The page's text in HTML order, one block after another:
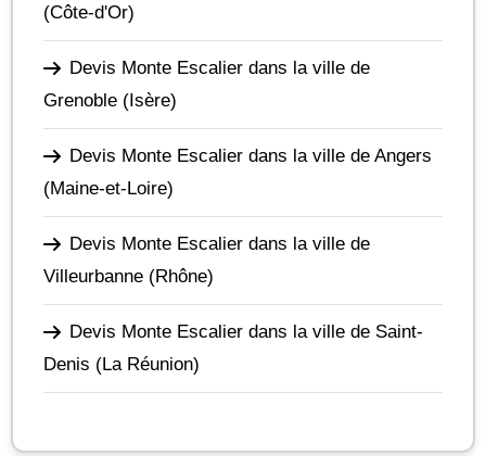
(Côte-d'Or)
Devis Monte Escalier dans la ville de
Grenoble (Isère)
Devis Monte Escalier dans la ville de Angers
(Maine-et-Loire)
Devis Monte Escalier dans la ville de
Villeurbanne (Rhône)
Devis Monte Escalier dans la ville de Saint-
Denis (La Réunion)